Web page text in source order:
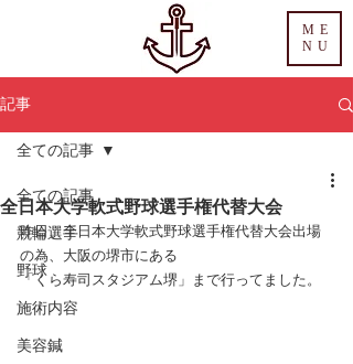
ME
NU
記事
全ての記事
競輪選手
野球
施術内容
美容鍼
全ての記事
全日本大学軟式野球選手権代替大会
昨日、全日本大学軟式野球選手権代替大会出場
の為、大阪の堺市にある
「くら寿司スタジアム堺」まで行ってました。